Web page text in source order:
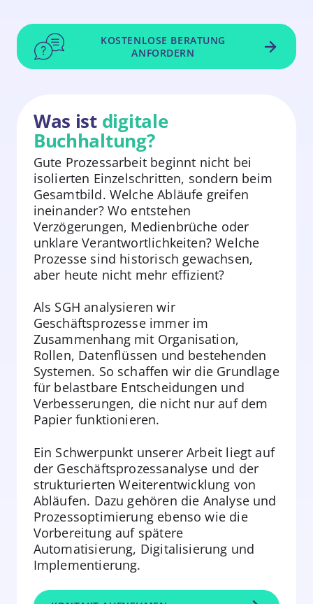
KOSTENLOSE BERATUNG
ANFORDERN
Was ist digitale
Buchhaltung?
Gute Prozessarbeit beginnt nicht bei
isolierten Einzelschritten, sondern beim
Gesamtbild. Welche Abläufe greifen
ineinander? Wo entstehen
Verzögerungen, Medienbrüche oder
unklare Verantwortlichkeiten? Welche
Prozesse sind historisch gewachsen,
aber heute nicht mehr effizient?
Als SGH analysieren wir
Geschäftsprozesse immer im
Zusammenhang mit Organisation,
Rollen, Datenflüssen und bestehenden
Systemen. So schaffen wir die Grundlage
für belastbare Entscheidungen und
Verbesserungen, die nicht nur auf dem
Papier funktionieren.
Ein Schwerpunkt unserer Arbeit liegt auf
der Geschäftsprozessanalyse und der
strukturierten Weiterentwicklung von
Abläufen. Dazu gehören die Analyse und
Prozessoptimierung ebenso wie die
Vorbereitung auf spätere
Automatisierung, Digitalisierung und
Implementierung.